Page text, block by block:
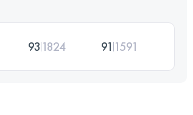
93 1824 91 1591